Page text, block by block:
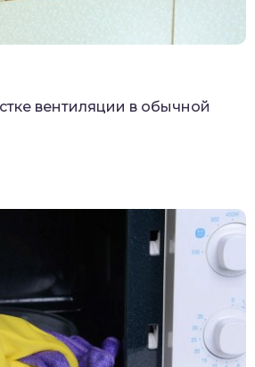
вентиляции в обычной